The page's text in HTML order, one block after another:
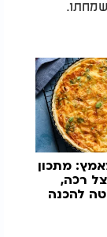
מתכון
רכה,
להכנה